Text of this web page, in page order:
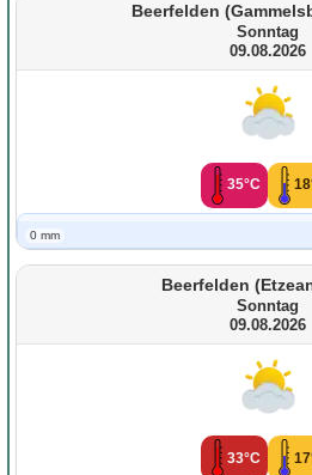
Beerfelden
Sonntag
09.08.2026
35°C
0 mm
Beerfelden
Sonntag
09.08.2026
33°C